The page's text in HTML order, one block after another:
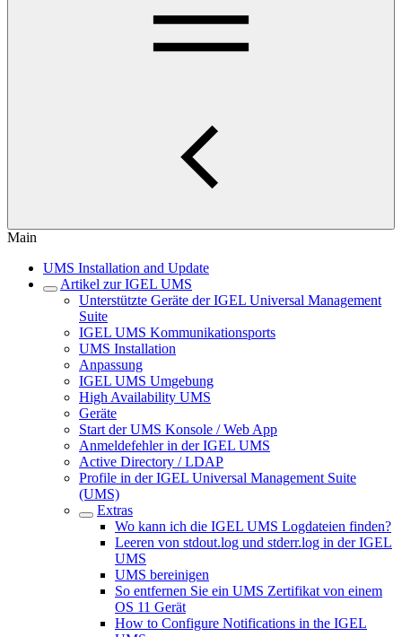
Main
UMS Installation and Update
Artikel zur IGEL UMS
Unterstützte Geräte der IGEL Universal Management
Suite
IGEL UMS Kommunikationsports
UMS Installation
Anpassung
IGEL UMS Umgebung
High Availability UMS
Geräte
Start der UMS Konsole / Web App
Anmeldefehler in der IGEL UMS
Active Directory / LDAP
Profile in der IGEL Universal Management Suite
(UMS)
Extras
Wo kann ich die IGEL UMS Logdateien finden?
Leeren von stdout.log und stderr.log in der IGEL
UMS
UMS bereinigen
So entfernen Sie ein UMS Zertifikat von einem
OS 11 Gerät
How to Configure Notifications in the IGEL